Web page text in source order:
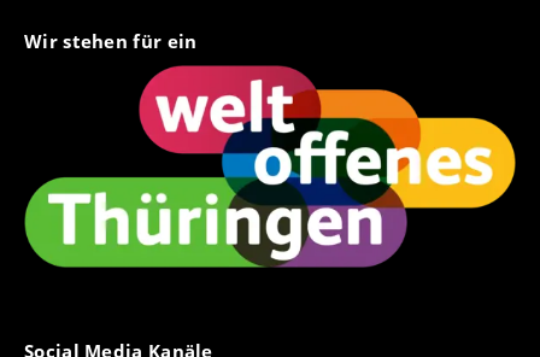
Wir stehen für ein
Social Media Kanäle